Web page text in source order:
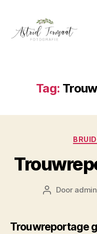
Tag:
Berichtauteur
Door admin
Trouwreportage